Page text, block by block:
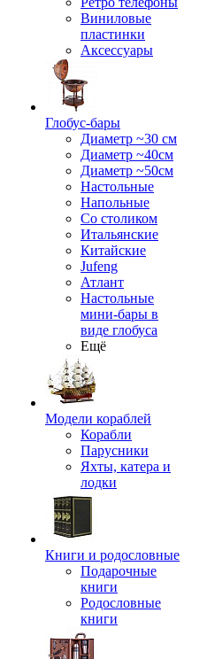
Виниловые
пластинки
Аксессуары
Глобус-бары
Диаметр ~30 см
Диаметр ~40см
Диаметр ~50см
Настольные
Напольные
Со столиком
Итальянские
Китайские
Jufeng
Атлант
Настольные
мини-бары в
виде глобуса
Ещё
Модели кораблей
Корабли
Парусники
Яхты, катера и
лодки
Книги и родословные
Подарочные
книги
Родословные
книги